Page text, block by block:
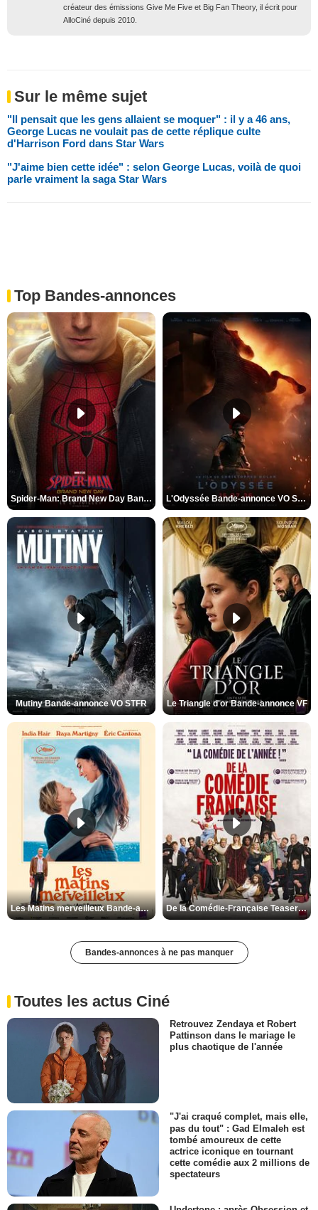
créateur des émissions Give Me Five et Big Fan Theory, il écrit pour
AlloCiné depuis 2010.
Sur le même sujet
"Il pensait que les gens allaient se moquer" : il y a 46 ans,
George Lucas ne voulait pas de cette réplique culte
d'Harrison Ford dans Star Wars
"J'aime bien cette idée" : selon George Lucas, voilà de quoi
parle vraiment la saga Star Wars
Top Bandes-annonces
Spider-Man: Brand New Day Bande-annonce VO STFR L'Odyssée Bande-annonce VO STFR
Mutiny Bande-annonce VO STFR Le Triangle d'or Bande-annonce VF
Les Matins merveilleux Bande-annonce VF De la Comédie-Française Teaser VF
Bandes-annonces à ne pas manquer
Toutes les actus Ciné
Retrouvez Zendaya et Robert
Pattinson dans le mariage le
plus chaotique de l'année
"J'ai craqué complet, mais elle,
pas du tout" : Gad Elmaleh est
tombé amoureux de cette
actrice iconique en tournant
cette comédie aux 2 millions de
spectateurs